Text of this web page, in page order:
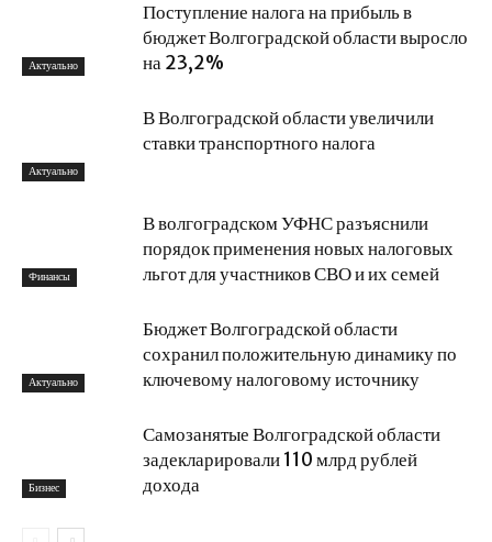
Актуально
Поступление налога на прибыль в
бюджет Волгоградской области выросло
на 23,2%
Актуально
В Волгоградской области увеличили
ставки транспортного налога
Финансы
В волгоградском УФНС разъяснили
порядок применения новых налоговых
льгот для участников СВО и их семей
Актуально
Бюджет Волгоградской области
сохранил положительную динамику по
ключевому налоговому источнику
Бизнес
Самозанятые Волгоградской области
задекларировали 110 млрд рублей
дохода